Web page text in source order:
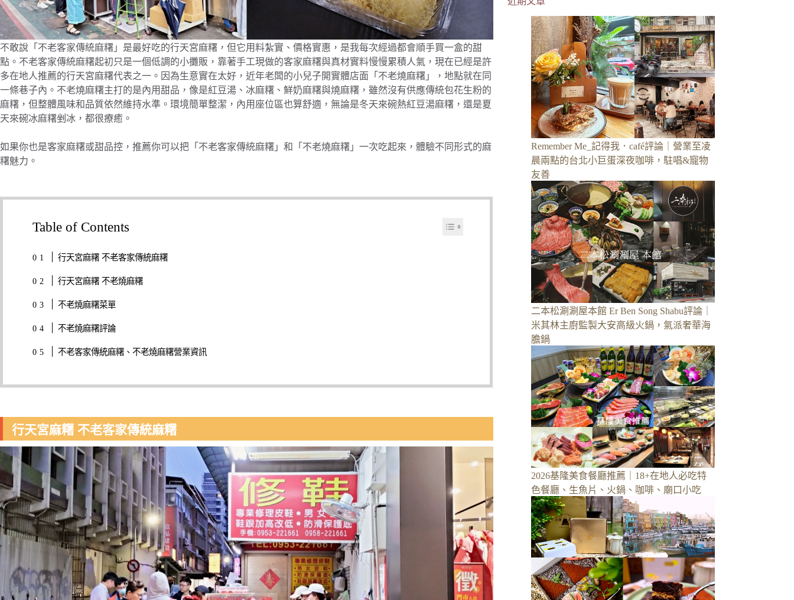
不敢說「不老客家傳統麻糬」是最好吃的行天宮麻糬，但它用料紮實、價格實惠，是我每次經過都會順手買一盒的甜
點。不老客家傳統麻糬起初只是一個低調的小攤販，靠著手工現做的客家麻糬與真材實料慢慢累積人氣，現在已經是許
多在地人推薦的行天宮麻糬代表之一。因為生意實在太好，近年老闆的小兒子開實體店面「不老燒麻糬」，地點就在同
一條巷子內。不老燒麻糬主打的是內用甜品，像是紅豆湯、冰麻糬、鮮奶麻糬與燒麻糬，雖然沒有供應傳統包花生粉的
麻糬，但整體風味和品質依然維持水準。環境簡單整潔，內用座位區也算舒適，無論是冬天來碗熱紅豆湯麻糬，還是夏
天來碗冰麻糬剉冰，都很療癒。
如果你也是客家麻糬或甜品控，推薦你可以把「不老客家傳統麻糬」和「不老燒麻糬」一次吃起來，體驗不同形式的麻
糬魅力。
Table of Contents
行天宮麻糬 不老客家傳統麻糬
行天宮麻糬 不老燒麻糬
不老燒麻糬菜單
不老燒麻糬評論
不老客家傳統麻糬、不老燒麻糬營業資訊
行天宮麻糬 不老客家傳統麻糬
Remember Me_記得我．café評論｜營業至凌
晨兩點的台北小巨蛋深夜咖啡，駐唱&寵物
友善
二本松涮涮屋本館 Er Ben Song Shabu評論｜
米其林主廚監製大安高級火鍋，氣派奢華海
膽鍋
2026基隆美食餐廳推薦｜18+在地人必吃特
色餐廳、生魚片、火鍋、咖啡、廟口小吃